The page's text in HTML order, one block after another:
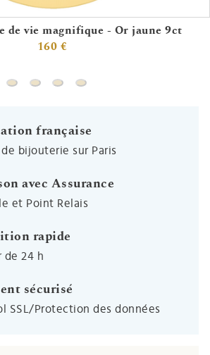
de vie magnifique - Or jaune 9ct
160 €
française
bijouterie sur Paris
avec Assurance
et Point Relais
rapide
de 24 h
sécurisé
SSL/Protection des données